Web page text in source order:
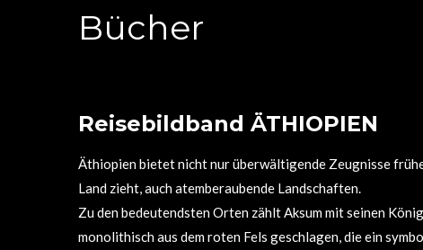
Bücher
Reisebildband ÄTHIOPIEN
Äthiopien bietet nicht nur überwältigende Zeugnisse
Land zieht, auch atemberaubende Landschaften.
Zu den bedeutendsten Orten zählt Aksum mit seinen
monolithisch aus dem roten Fels geschlagen, die ein